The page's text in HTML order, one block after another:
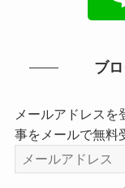
ブ
メールアドレス
事をメールで無料
メ
ー